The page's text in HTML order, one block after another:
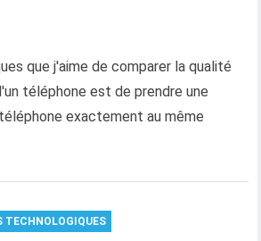
que j'aime de comparer la qualité
téléphone est de prendre une
exactement au même
TECHNOLOGIQUES